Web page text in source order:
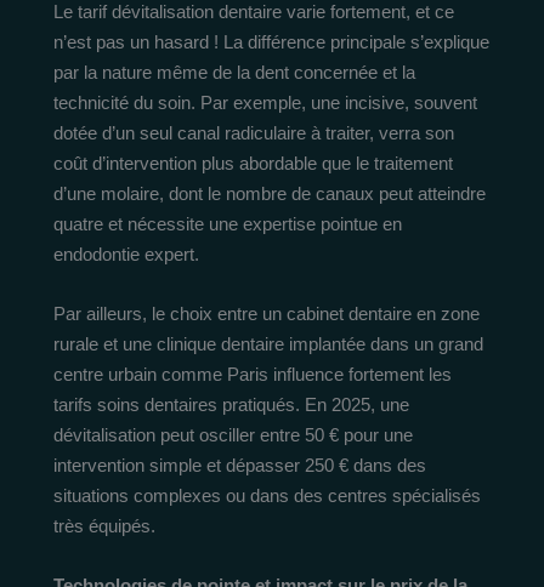
Le tarif dévitalisation dentaire varie fortement, et ce
n’est pas un hasard ! La différence principale s’explique
par la nature même de la dent concernée et la
technicité du soin. Par exemple, une incisive, souvent
dotée d’un seul canal radiculaire à traiter, verra son
coût d’intervention plus abordable que le traitement
d’une molaire, dont le nombre de canaux peut atteindre
quatre et nécessite une expertise pointue en
endodontie expert.
Par ailleurs, le choix entre un cabinet dentaire en zone
rurale et une clinique dentaire implantée dans un grand
centre urbain comme Paris influence fortement les
tarifs soins dentaires pratiqués. En 2025, une
dévitalisation peut osciller entre 50 € pour une
intervention simple et dépasser 250 € dans des
situations complexes ou dans des centres spécialisés
très équipés.